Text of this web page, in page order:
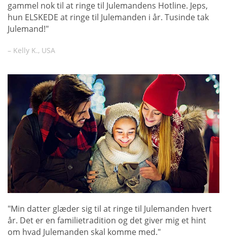
gammel nok til at ringe til Julemandens Hotline. Jeps,
hun ELSKEDE at ringe til Julemanden i år. Tusinde tak
Julemand!"
– Kelly K., USA
"Min datter glæder sig til at ringe til Julemanden hvert
år. Det er en familietradition og det giver mig et hint
om hvad Julemanden skal komme med."